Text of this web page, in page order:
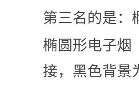
第三名的是：
椭圆形电子烟
接，黑色背景